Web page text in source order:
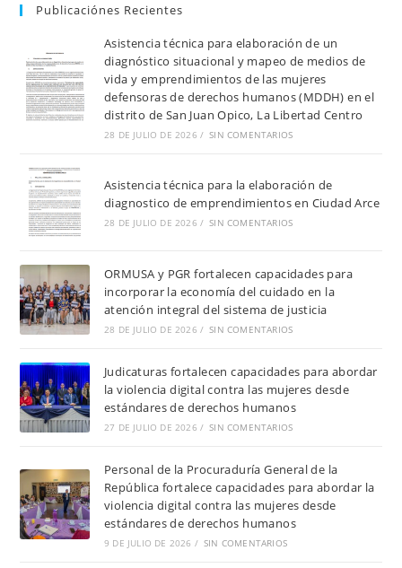
Publicaciónes Recientes
Asistencia técnica para elaboración de un
diagnóstico situacional y mapeo de medios de
vida y emprendimientos de las mujeres
defensoras de derechos humanos (MDDH) en el
distrito de San Juan Opico, La Libertad Centro
28 DE JULIO DE 2026 / SIN COMENTARIOS
Asistencia técnica para la elaboración de
diagnostico de emprendimientos en Ciudad Arce
28 DE JULIO DE 2026 / SIN COMENTARIOS
ORMUSA y PGR fortalecen capacidades para
incorporar la economía del cuidado en la
atención integral del sistema de justicia
28 DE JULIO DE 2026 / SIN COMENTARIOS
Judicaturas fortalecen capacidades para abordar
la violencia digital contra las mujeres desde
estándares de derechos humanos
27 DE JULIO DE 2026 / SIN COMENTARIOS
Personal de la Procuraduría General de la
República fortalece capacidades para abordar la
violencia digital contra las mujeres desde
estándares de derechos humanos
9 DE JULIO DE 2026 / SIN COMENTARIOS